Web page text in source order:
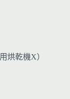
烘乾機X）